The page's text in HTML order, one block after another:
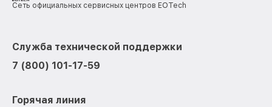
Сеть официальных сервисных центров EOTech
Служба технической поддержки
7 (800) 101-17-59
Горячая линия